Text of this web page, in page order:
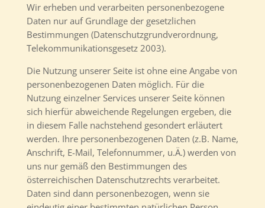
Wir erheben und verarbeiten personenbezogene
Daten nur auf Grundlage der gesetzlichen
Bestimmungen (Datenschutzgrundverordnung,
Telekommunikationsgesetz 2003).
Die Nutzung unserer Seite ist ohne eine Angabe von
personenbezogenen Daten möglich. Für die
Nutzung einzelner Services unserer Seite können
sich hierfür abweichende Regelungen ergeben, die
in diesem Falle nachstehend gesondert erläutert
werden. Ihre personenbezogenen Daten (z.B. Name,
Anschrift, E-Mail, Telefonnummer, u.Ä.) werden von
uns nur gemäß den Bestimmungen des
österreichischen Datenschutzrechts verarbeitet.
Daten sind dann personenbezogen, wenn sie